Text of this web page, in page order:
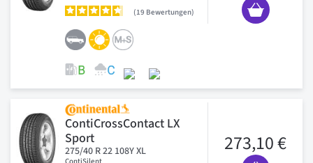
19 Bewertungen
ContiCrossContact LX
Sport
275/40 R 22 108Y XL 273,10 €